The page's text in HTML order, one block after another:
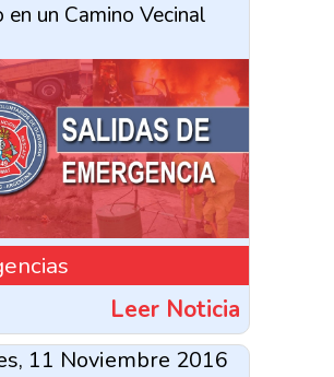
en un Camino Vecinal
Leer Noticia
11 Noviembre 2016